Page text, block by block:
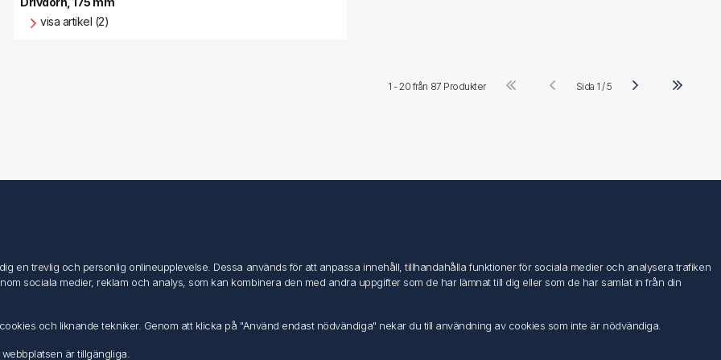
visa artikel (2)
1 - 20 från 87 Produkter Sida 1 / 5
Mina ordrar
en trevlig och personlig onlineupplevelse. Dessa används för att anpassa innehåll, tillhandahålla funktioner för sociala medier och analysera trafiken
sociala medier, reklam och analys, som kan kombinera den med andra uppgifter som de har lämnat till dig eller som de har samlat in från din
och liknande tekniker. Genom att klicka på "Använd endast nödvändiga" nekar du till användning av cookies som inte är nödvändiga.
är tillgängliga.